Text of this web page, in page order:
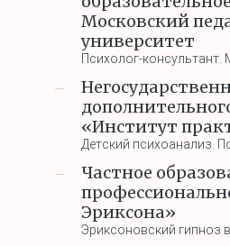
Московский
университет
Психолог-консультант.
—
«Институт
Детский психоанализ.
—
Частное
Эриксона»
Эриксоновский гипноз